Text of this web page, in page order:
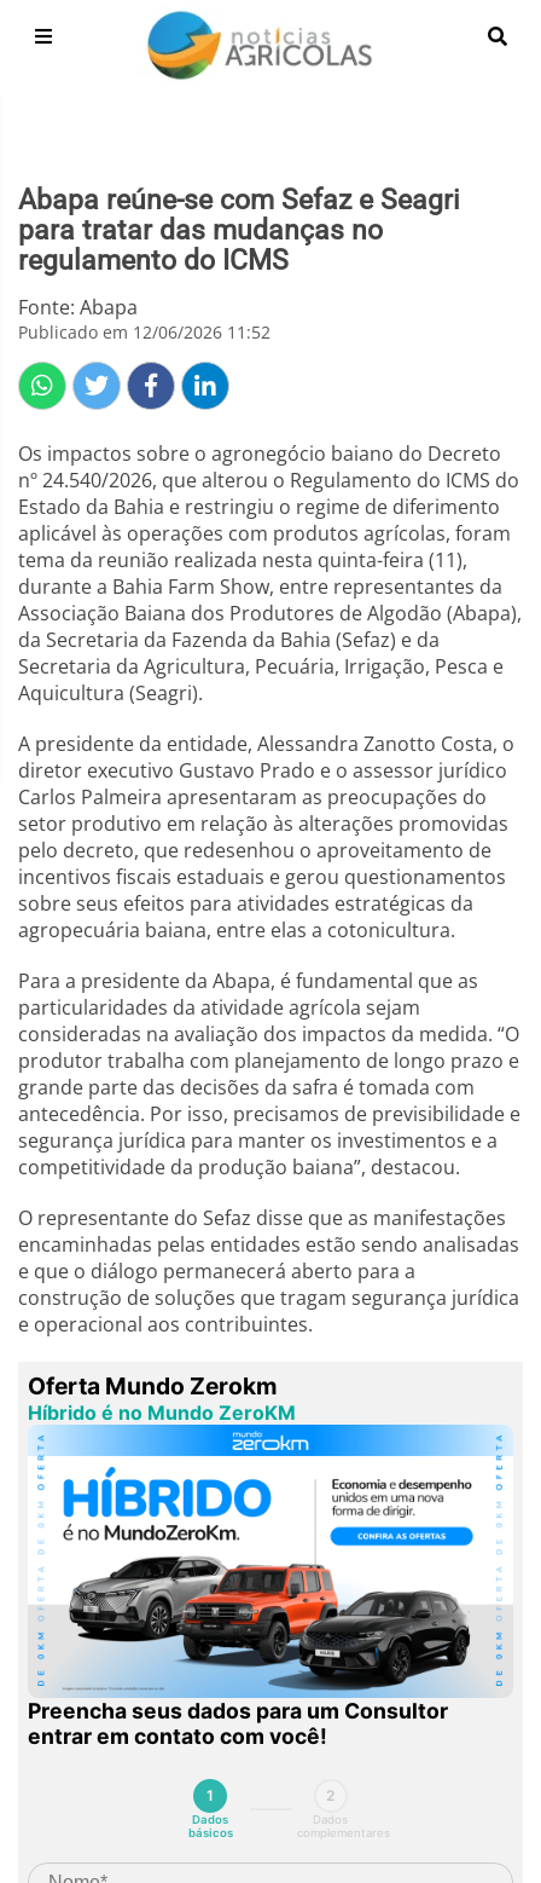
Abapa reúne-se com Sefaz e Seagri
para tratar das mudanças no
regulamento do ICMS
Fonte: Abapa
Publicado em 12/06/2026 11:52
Os impactos sobre o agronegócio baiano do Decreto
nº 24.540/2026, que alterou o Regulamento do ICMS do
Estado da Bahia e restringiu o regime de diferimento
aplicável às operações com produtos agrícolas, foram
tema da reunião realizada nesta quinta-feira (11),
durante a Bahia Farm Show, entre representantes da
Associação Baiana dos Produtores de Algodão (Abapa),
da Secretaria da Fazenda da Bahia (Sefaz) e da
Secretaria da Agricultura, Pecuária, Irrigação, Pesca e
Aquicultura (Seagri).
A presidente da entidade, Alessandra Zanotto Costa, o
diretor executivo Gustavo Prado e o assessor jurídico
Carlos Palmeira apresentaram as preocupações do
setor produtivo em relação às alterações promovidas
pelo decreto, que redesenhou o aproveitamento de
incentivos fiscais estaduais e gerou questionamentos
sobre seus efeitos para atividades estratégicas da
agropecuária baiana, entre elas a cotonicultura.
Para a presidente da Abapa, é fundamental que as
particularidades da atividade agrícola sejam
consideradas na avaliação dos impactos da medida. “O
produtor trabalha com planejamento de longo prazo e
grande parte das decisões da safra é tomada com
antecedência. Por isso, precisamos de previsibilidade e
segurança jurídica para manter os investimentos e a
competitividade da produção baiana”, destacou.
O representante do Sefaz disse que as manifestações
encaminhadas pelas entidades estão sendo analisadas
e que o diálogo permanecerá aberto para a
construção de soluções que tragam segurança jurídica
e operacional aos contribuintes.